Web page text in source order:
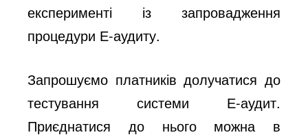
експерименті із запровадження
процедури Е-аудиту.
Запрошуємо платників долучатися до
тестування системи Е-аудит.
Приєднатися до нього можна в